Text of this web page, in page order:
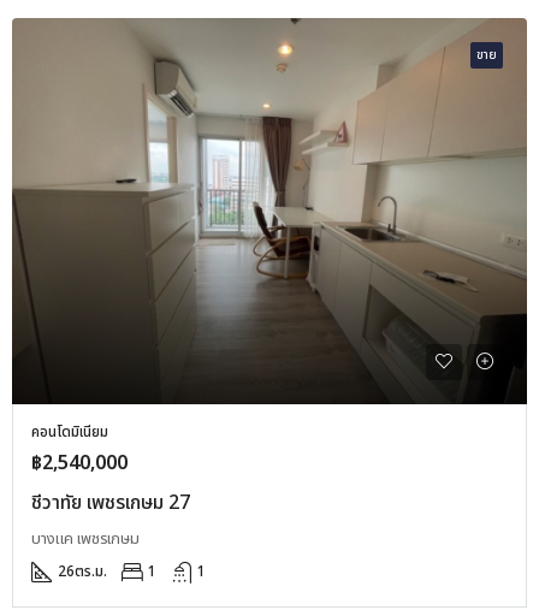
ขาย
คอนโดมิเนียม
฿2,540,000
ชีวาทัย เพชรเกษม 27
บางแค เพชรเกษม
26ตร.ม. 1 1